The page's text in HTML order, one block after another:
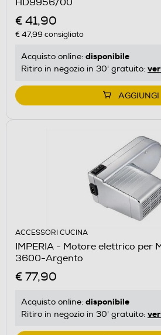
€ 41,90
€ 47,99 consigliato
Acquisto online: disponibile
Ritiro in negozio in 30' gratuito:
AGGIUNGI
ACCESSORI CUCINA
IMPERIA - Motore elettrico per
3600-Argento
€ 77,90
Acquisto online: disponibile
Ritiro in negozio in 30' gratuito: